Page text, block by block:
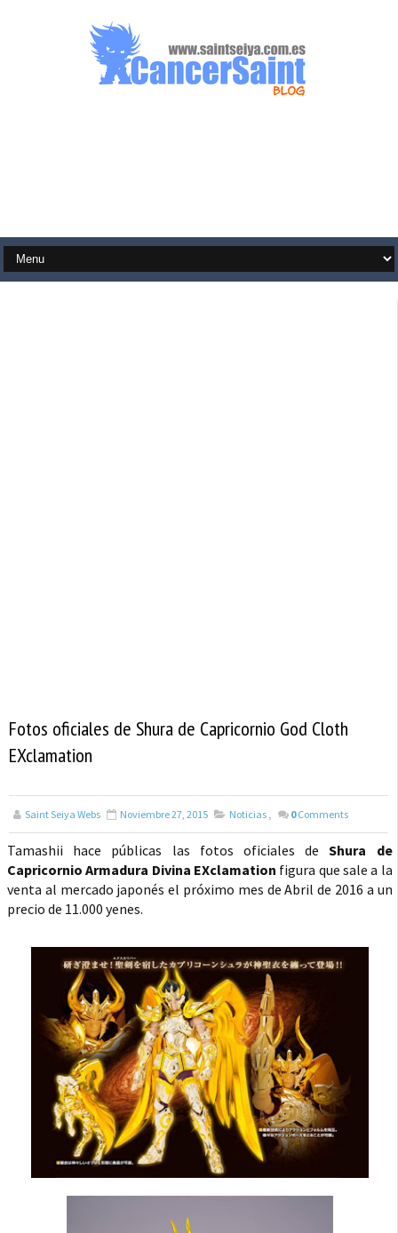
Fotos oficiales de Shura de Capricornio God Cloth
EXclamation
Saint Seiya Webs Noviembre 27, 2015 Noticias , 0 Comments
Tamashii hace públicas las fotos oficiales deShura de
Capricornio Armadura Divina EXclamation figura que sale a la
venta al mercado japonés el próximo mes de Abril de 2016 a un
precio de 11.000 yenes.